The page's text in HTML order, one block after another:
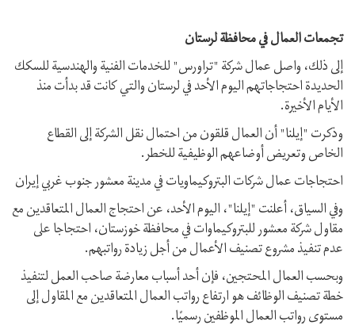
تجمعات العمال في محافظة لرستان
إلى ذلك، واصل عمال شركة "تراورس" للخدمات الفنية والهندسية للسكك
الحديدة احتجاجاتهم اليوم الأحد في لرستان والتي كانت قد بدأت منذ
الأيام الأخيرة.
وذكرت "إيلنا" أن العمال قلقون من احتمال نقل الشركة إلى القطاع
الخاص وتعريض أوضاعهم الوظيفية للخطر.
احتجاجات عمال شركات البتروكيماويات في مدينة معشور جنوب غربي إيران
وفي السياق، أعلنت "إيلنا"، اليوم الأحد، عن احتجاج العمال المتعاقدين مع
مقاول شركة معشور للبتروكيماوات في محافظة خوزستان، احتجاجا على
عدم تنفيذ مشروع تصنيف الأعمال من أجل زيادة رواتبهم.
وبحسب العمال المحتجين، فإن أحد أسباب معارضة صاحب العمل لتنفيذ
خطة تصنيف الوظائف هو ارتفاع رواتب العمال المتعاقدين مع المقاول إلى
مستوى رواتب العمال الموظفين رسميًا.